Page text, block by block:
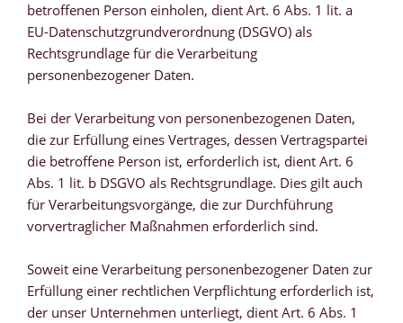
betroffenen Person einholen, dient Art. 6 Abs. 1 lit. a
EU-Datenschutzgrundverordnung (DSGVO) als
Rechtsgrundlage für die Verarbeitung
personenbezogener Daten.
Bei der Verarbeitung von personenbezogenen Daten,
die zur Erfüllung eines Vertrages, dessen Vertragspartei
die betroffene Person ist, erforderlich ist, dient Art. 6
Abs. 1 lit. b DSGVO als Rechtsgrundlage. Dies gilt auch
für Verarbeitungsvorgänge, die zur Durchführung
vorvertraglicher Maßnahmen erforderlich sind.
Soweit eine Verarbeitung personenbezogener Daten zur
Erfüllung einer rechtlichen Verpflichtung erforderlich ist,
der unser Unternehmen unterliegt, dient Art. 6 Abs. 1